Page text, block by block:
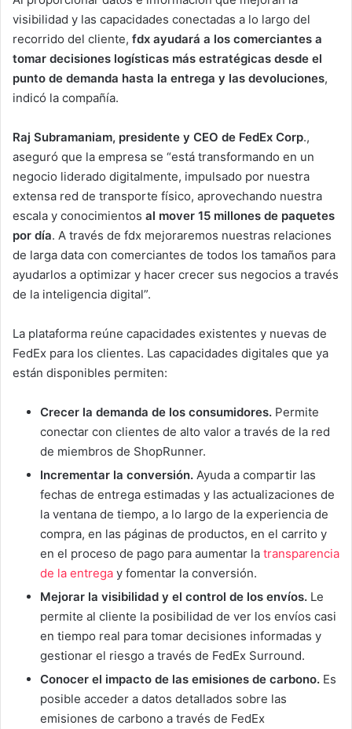
visibilidad y las capacidades conectadas a lo largo del
recorrido del cliente, fdx ayudará a los comerciantes a
tomar decisiones logísticas más estratégicas desde el
punto de demanda hasta la entrega y las devoluciones,
indicó la compañía.
Raj Subramaniam, presidente y CEO de FedEx Corp.,
aseguró que la empresa se “está transformando en un
negocio liderado digitalmente, impulsado por nuestra
extensa red de transporte físico, aprovechando nuestra
escala y conocimientos al mover 15 millones de paquetes
por día. A través de fdx mejoraremos nuestras relaciones
de larga data con comerciantes de todos los tamaños para
ayudarlos a optimizar y hacer crecer sus negocios a través
de la inteligencia digital”.
La plataforma reúne capacidades existentes y nuevas de
FedEx para los clientes. Las capacidades digitales que ya
están disponibles permiten:
Crecer la demanda de los consumidores. Permite
conectar con clientes de alto valor a través de la red
de miembros de ShopRunner.
Incrementar la conversión. Ayuda a compartir las
fechas de entrega estimadas y las actualizaciones de
la ventana de tiempo, a lo largo de la experiencia de
compra, en las páginas de productos, en el carrito y
en el proceso de pago para aumentar la transparencia
de la entrega y fomentar la conversión.
Mejorar la visibilidad y el control de los envíos. Le
permite al cliente la posibilidad de ver los envíos casi
en tiempo real para tomar decisiones informadas y
gestionar el riesgo a través de FedEx Surround.
Conocer el impacto de las emisiones de carbono. Es
posible acceder a datos detallados sobre las
emisiones de carbono a través de FedEx